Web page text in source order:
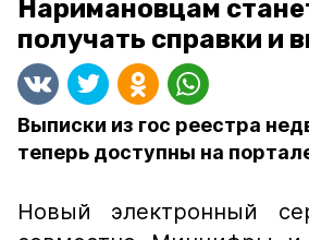
Наримановцам
получать справки и
Выписки из гос реестра
теперь доступны на
Новый электронный